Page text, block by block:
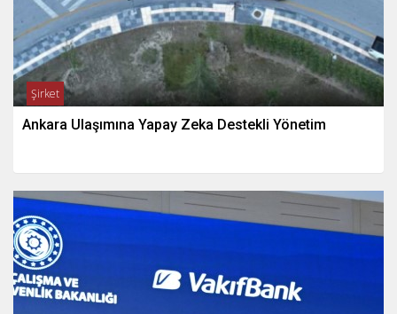
Şirket
Ankara Ulaşımına Yapay Zeka Destekli Yönetim